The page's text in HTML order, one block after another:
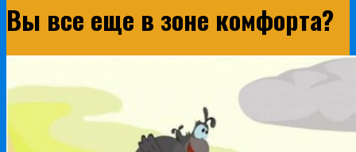
Вы все еще в зоне комфорта?